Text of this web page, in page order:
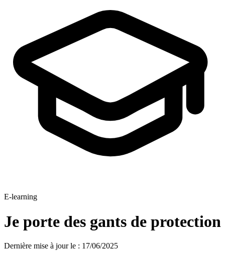
E-learning
Je porte des gants de protection
Dernière mise à jour le : 17/06/2025